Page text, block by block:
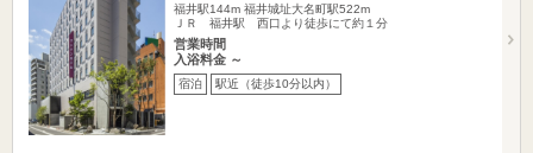
福井駅144m 福井城址大名町駅522m
ＪＲ 福井駅 西口より徒歩にて約１分
営業時間
入浴料金 ～
宿泊 駅近（徒歩10分以内）